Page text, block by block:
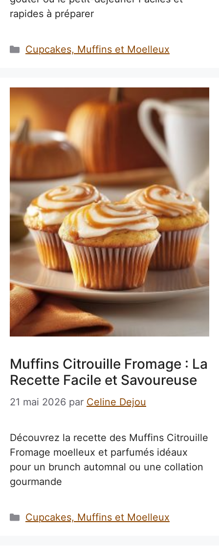
rapides à préparer
Catégories
Cupcakes, Muffins et Moelleux
Muffins Citrouille Fromage : La
Recette Facile et Savoureuse
21 mai 2026 par Celine Dejou
Découvrez la recette des Muffins Citrouille
Fromage moelleux et parfumés idéaux
pour un brunch automnal ou une collation
gourmande
Catégories
Cupcakes, Muffins et Moelleux